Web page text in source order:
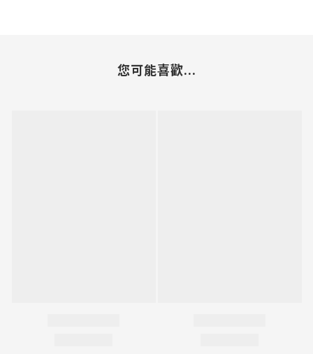
您可能喜歡...